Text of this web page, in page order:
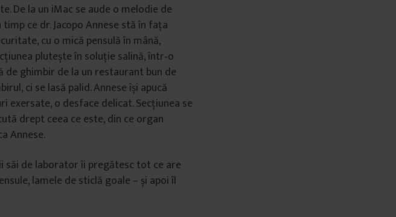
De la un iMac se aude o melodie de
ce dr. Jacopo Annese stă în fața
cu o mică pensulă în mână,
plutește în soluție salină, într‑o
ghimbir de la un restaurant bun de
ci se lasă palid. Annese își apucă
exersate, o desface delicat. Secțiunea se
drept ceea ce este, din ce organ
Annese.
săi de labo­rator îi pregătesc tot ce are
lamele de sticlă goale – și apoi îl